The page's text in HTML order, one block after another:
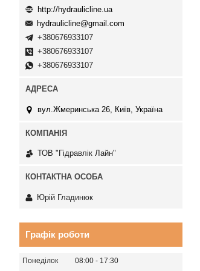
http://hydraulicline.ua
hydraulicline@gmail.com
+380676933107
+380676933107
+380676933107
вул.Жмеринська 26, Київ, Україна
ТОВ "Гідравлік Лайн"
Юрій Гладинюк
Графік роботи
Понеділок 08:00
17:30